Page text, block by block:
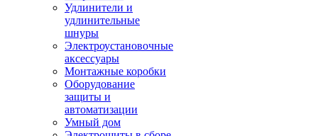
Удлинители и
удлинительные
шнуры
Электроустановочные
аксессуары
Монтажные коробки
Оборудование
защиты и
автоматизации
Умный дом